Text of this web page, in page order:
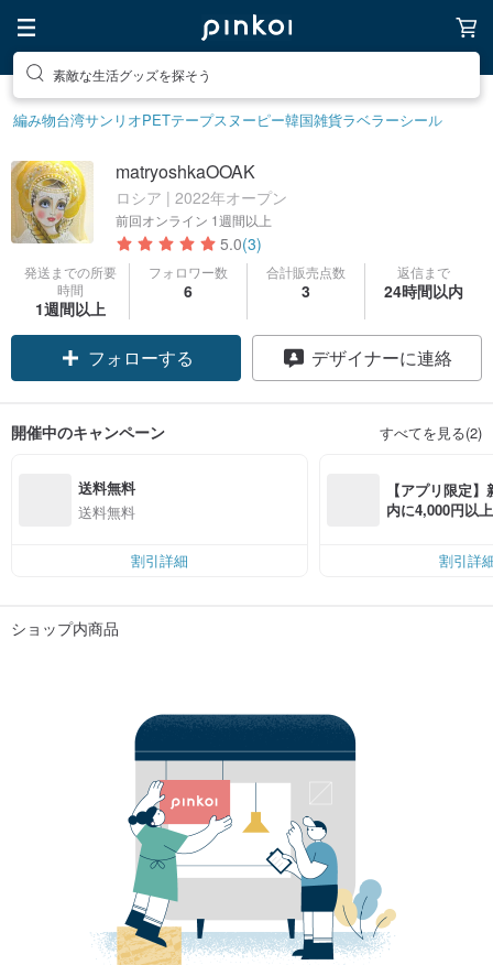
素敵な生活グッズを探そう
編み物台湾サンリオPETテープスヌーピー韓国雑貨ラベラーシール
matryoshkaOOAK
ロシア | 2022年オープン
前回オンライン 1週間以上
5.0(3)
発送までの所要
時間
1週間以上
フォロワー数
6
合計販売点数
3
返信まで
24時間以内
フォローする デザイナーに連絡
開催中のキャンペーン すべてを見る(2)
送料無料
送料無料
割引詳細
【アプリ限定
内に4,000円以
割引詳
ショップ内商品